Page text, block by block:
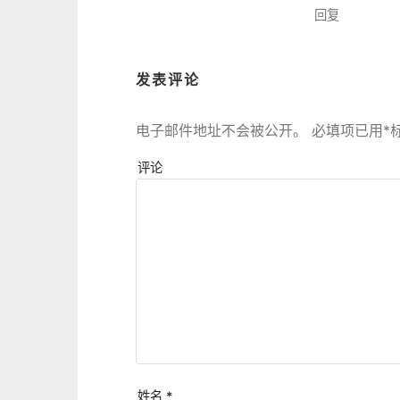
回复
发表评论
电子邮件地址不会被公开。 必填项已用 *
评论
姓名 *